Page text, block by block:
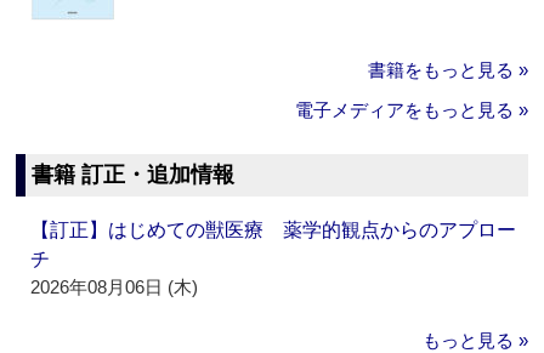
書籍をもっと見る »
電子メディアをもっと見る »
書籍 訂正・追加情報
【訂正】はじめての獣医療 薬学的観点からのアプロー
チ
2026年08月06日 (木)
もっと見る »